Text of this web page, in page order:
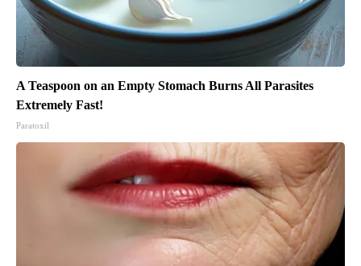
A Teaspoon on an Empty Stomach Burns All Parasites
Extremely Fast!
Paratoxil